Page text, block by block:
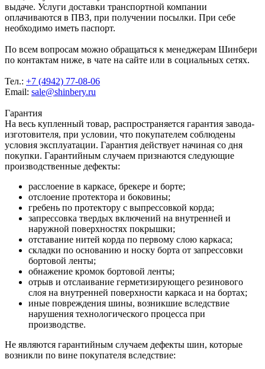
выдаче. Услуги доставки транспортной компании
оплачиваются в ПВЗ, при получении посылки. При себе
необходимо иметь паспорт.
По всем вопросам можно обращаться к менеджерам Шинбери
по контактам ниже, в чате на сайте или в социальных сетях.
Тел.: +7 (4942) 77-08-06
Email: sale@shinbery.ru
Гарантия
На весь купленный товар, распространяется гарантия завода-
изготовителя, при условии, что покупателем соблюдены
условия эксплуатации. Гарантия действует начиная со дня
покупки. Гарантийным случаем признаются следующие
производственные дефекты:
расслоение в каркасе, брекере и борте;
отслоение протектора и боковины;
гребень по протектору с выпрессовкой корда;
запрессовка твердых включений на внутренней и
наружной поверхностях покрышки;
отставание нитей корда по первому слою каркаса;
складки по основанию и носку борта от запрессовки
бортовой ленты;
обнажение кромок бортовой ленты;
отрыв и отслаивание герметизирующего резинового
слоя на внутренней поверхности каркаса и на бортах;
иные повреждения шины, возникшие вследствие
нарушения технологического процесса при
производстве.
Не являются гарантийным случаем дефекты шин, которые
возникли по вине покупателя вследствие: